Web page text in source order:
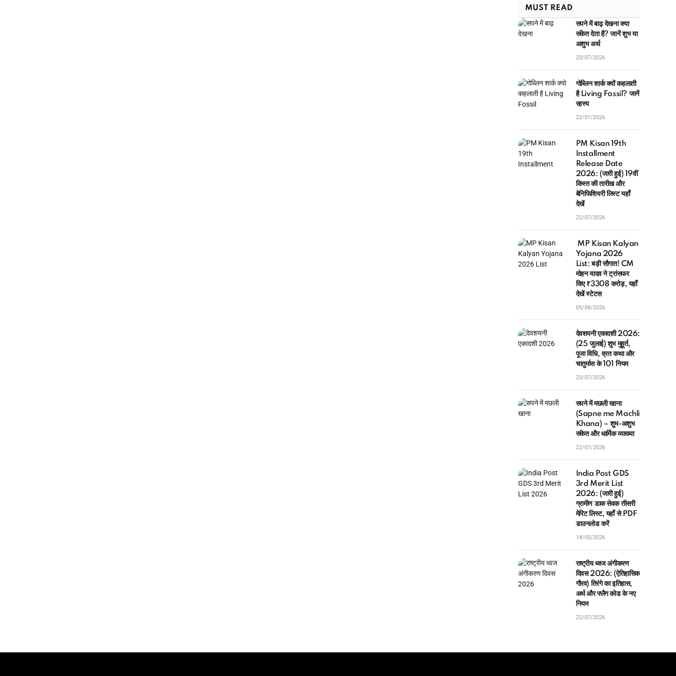
MUST READ
सपने में बाढ़ देखना क्या
संकेत देता है? जानें शुभ या
अशुभ अर्थ
23/07/2026
गोब्लिन शार्क क्यों कहलाती
है Living Fossil? जानें
रहस्य
22/07/2026
PM Kisan 19th
Installment
Release Date
2026: (जारी हुई) 19वीं
किस्त की तारीख और
बेनिफिशियरी लिस्ट यहाँ
देखें
22/07/2026
MP Kisan Kalyan
Yojana 2026
List: बड़ी सौगात! CM
मोहन यादव ने ट्रांसफर
किए ₹3308 करोड़, यहाँ
देखें स्टेटस
05/08/2026
देवशयनी एकादशी 2026:
(25 जुलाई) शुभ मुहूर्त,
पूजा विधि, व्रत कथा और
चातुर्मास के 101 नियम
23/07/2026
सपने में मछली खाना
(Sapne me Machli
Khana) – शुभ-अशुभ
संकेत और धार्मिक व्याख्या
22/07/2026
India Post GDS
3rd Merit List
2026: (जारी हुई)
ग्रामीण डाक सेवक तीसरी
मेरिट लिस्ट, यहाँ से PDF
डाउनलोड करें
14/05/2026
राष्ट्रीय ध्वज अंगीकरण
दिवस 2026: (ऐतिहासिक
गौरव) तिरंगे का इतिहास,
अर्थ और फ्लैग कोड के नए
नियम
22/07/2026